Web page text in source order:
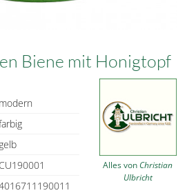
Biene mit Honigtopf
modern
CU190001
Alles von Christian
Ulbricht